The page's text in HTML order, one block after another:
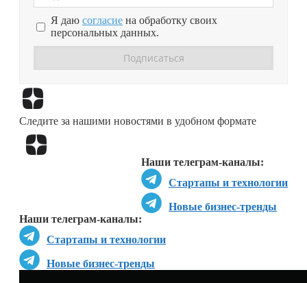
Я даю согласие на обработку своих
персональных данных.
Следите за нашими новостями в удобном формате
Наши телеграм-каналы:
Стартапы и технологии
Новые бизнес-тренды
Наши телеграм-каналы:
Стартапы и технологии
Новые бизнес-тренды